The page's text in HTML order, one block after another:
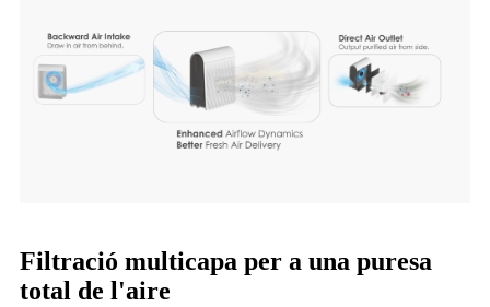
Filtració multicapa per a una puresa
total de l'aire